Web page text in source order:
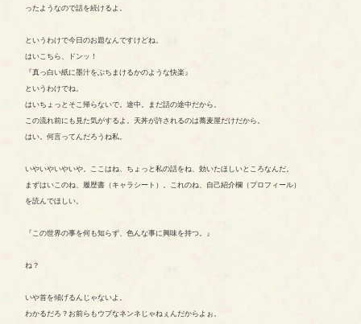
ったようなので話を続けるよ。
というわけで今日のお題なんですけどね。
はいこちら、ドンッ！
『真っ白い紙に墨汁をぶちまけるかのような快楽』
というわけでね。
はいちょっとそこ帰らないで。途中。まだ話の途中だから。
この流れ前にも見た気がするよ。天丼が許されるのは蕎麦屋だけだから。
はい。何言ってんだろうね私。
いやいやいやいや。ここはね、ちょっと私の話をね、効いたほしいところなんだ。
まずはいこのね、履歴書（キャラシート）。これのね、自己紹介欄（プロフィール）
を読んでほしい。
『この世界の事を何も知らず、色んな事に興味を持つ。』
ね？
いや首を傾げるんじゃないよ。
わかるだろ？お前らもウブなネンネじゃねぇんだからよぉ。